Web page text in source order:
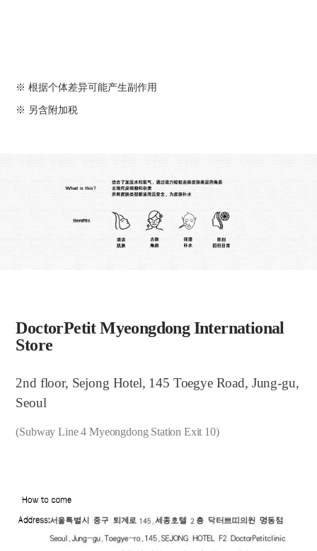
※ 根据个体差异可能产生副作用
※ 另含附加税
DoctorPetit Myeongdong International
Store
2nd floor, Sejong Hotel, 145 Toegye Road, Jung-gu,
Seoul
(Subway Line 4 Myeongdong Station Exit 10)